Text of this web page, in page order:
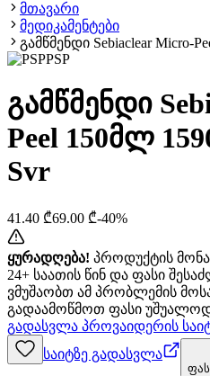
მთავარი
მედიკამენტები
გამწმენდი Sebiaclear Micro-
PSP
გამწმენდი
Peel 150მლ
Svr
41.40 ₾69.00 ₾-40%
ყურადღება! პროდუქტის
24+ საათის წინ და ფასი
ვმუშაობთ ამ პრობლემის
გადაამოწმოთ ფასი
გადასვლა პროვაიდერის
საიტზე გადასვლა